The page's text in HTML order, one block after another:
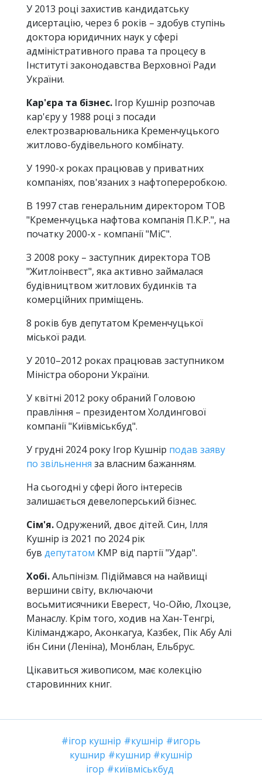
У 2013 році захистив кандидатську
дисертацію, через 6 років – здобув ступінь
доктора юридичних наук у сфері
адміністративного права та процесу в
Інституті законодавства Верховної Ради
України.
Кар'єра та бізнес. Ігор Кушнір розпочав
кар'єру у 1988 році з посади
електрозварювальника Кременчуцького
житлово-будівельного комбінату.
У 1990-х роках працював у приватних
компаніях, пов'язаних з нафтопереробкою.
В 1997 став генеральним директором ТОВ
"Кременчуцька нафтова компанія П.К.Р.", на
початку 2000-х - компанії "МіС".
З 2008 року – заступник директора ТОВ
"Житлоінвест", яка активно займалася
будівництвом житлових будинків та
комерційних приміщень.
8 років був депутатом Кременчуцької
міської ради.
У 2010–2012 роках працював заступником
Міністра оборони України.
У квітні 2012 року обраний Головою
правління – президентом Холдингової
компанії "Київміськбуд".
У грудні 2024 року Ігор Кушнір подав заяву
по звільнення за власним бажанням.
На сьогодні у сфері його інтересів
залишається девелоперський бізнес.
Сім'я.Одружений, двоє дітей. Син, Ілля
Кушнір із 2021 по 2024 рік
був депутатом КМР від партії "Удар".
Хобі.Альпінізм. Підіймався на найвищі
вершини світу, включаючи
восьмитисячники Еверест, Чо-Ойю, Лхоцзе,
Манаслу. Крім того, ходив на Хан-Тенгрі,
Кіліманджаро, Аконкагуа, Казбек, Пік Абу Алі
ібн Сини (Леніна), Монблан, Ельбрус.
Цікавиться живописом, має колекцію
старовинних книг.
ігор кушнір кушнір
игорь
кушнир
кушнир
кушнір
ігор
київміськбуд